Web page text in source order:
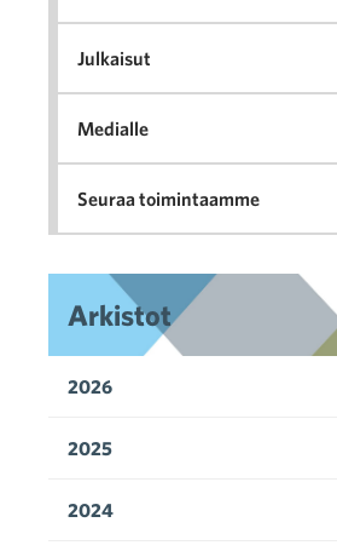
Julkaisut
Medialle
Seuraa toimintaamme
Arkistot
2026
2025
2024